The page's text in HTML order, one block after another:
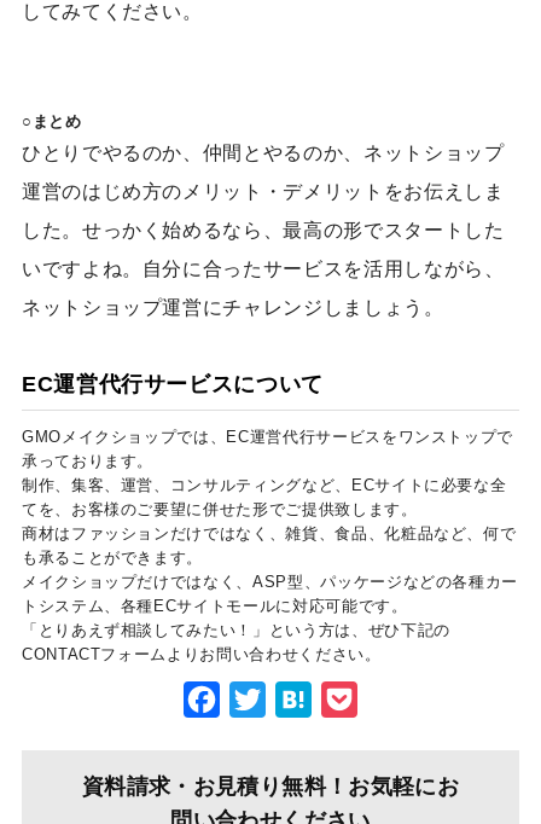
してみてください。
○まとめ
ひとりでやるのか、仲間とやるのか、ネットショップ
運営のはじめ方のメリット・デメリットをお伝えしま
した。せっかく始めるなら、最高の形でスタートした
いですよね。自分に合ったサービスを活用しながら、
ネットショップ運営にチャレンジしましょう。
EC運営代行サービスについて
GMOメイクショップでは、EC運営代行サービスをワンストップで
承っております。
制作、集客、運営、コンサルティングなど、ECサイトに必要な全
てを、お客様のご要望に併せた形でご提供致します。
商材はファッションだけではなく、雑貨、食品、化粧品など、何で
も承ることができます。
メイクショップだけではなく、ASP型、パッケージなどの各種カー
トシステム、各種ECサイトモールに対応可能です。
「とりあえず相談してみたい！」という方は、ぜひ下記の
CONTACTフォームよりお問い合わせください。
FacebookTwitterHatena
資料請求・お見積り無料！お気軽にお